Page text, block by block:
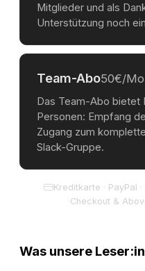
Mitglieder und als
Unterstützung noch
Team-Abo50€/
Das Team-Abo bietet
Personen: Empfang
Zugang zum
Slack-Gruppe.
Kreditkarte · PayPal
Checkout &
Was unsere